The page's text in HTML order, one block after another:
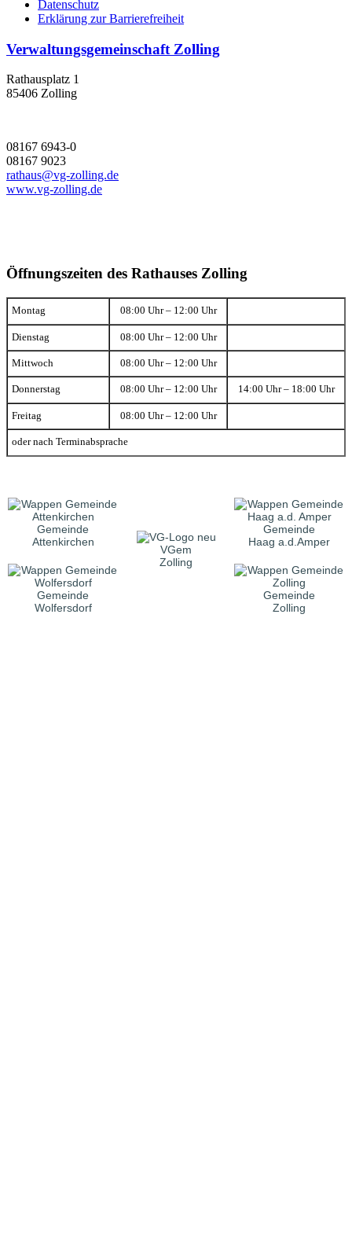
Datenschutz
Erklärung zur Barrierefreiheit
Verwaltungsgemeinschaft Zolling
Rathausplatz 1
85406 Zolling
08167 6943-0
08167 9023
rathaus@vg-zolling.de
www.vg-zolling.de
Öffnungszeiten des Rathauses Zolling
Montag 08:00 Uhr – 12:00 Uhr
Dienstag 08:00 Uhr – 12:00 Uhr
Mittwoch 08:00 Uhr – 12:00 Uhr
Donnerstag 08:00 Uhr – 12:00 Uhr 14:00 Uhr – 18:00 Uhr
Freitag 08:00 Uhr – 12:00 Uhr
oder nach Terminabsprache
Gemeinde
Attenkirchen
VGem
Zolling
Gemeinde
Haag a.d.Amper
Gemeinde
Wolfersdorf
Gemeinde
Zolling